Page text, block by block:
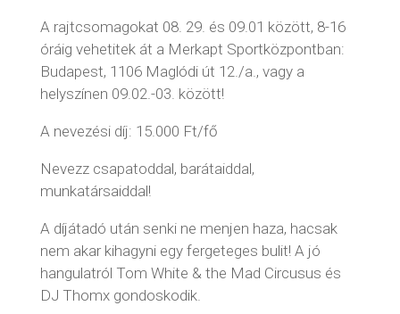
A rajtcsomagokat 08. 29. és 09.01 között, 8-16
óráig vehetitek át a Merkapt Sportközpontban:
Budapest, 1106 Maglódi út 12./a., vagy a
helyszínen 09.02.-03. között!
A nevezési díj: 15.000 Ft/fő
Nevezz csapatoddal, barátaiddal,
munkatársaiddal!
A díjátadó után senki ne menjen haza, hacsak
nem akar kihagyni egy fergeteges bulit! A jó
hangulatról Tom White & the Mad Circusus és
DJ Thomx gondoskodik.